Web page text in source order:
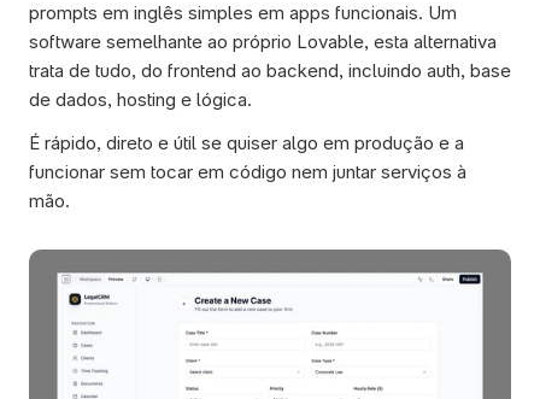
prompts em inglês simples em apps funcionais. Um
software semelhante ao próprio Lovable, esta alternativa
trata de tudo, do frontend ao backend, incluindo auth, base
de dados, hosting e lógica.
É rápido, direto e útil se quiser algo em produção e a
funcionar sem tocar em código nem juntar serviços à
mão.